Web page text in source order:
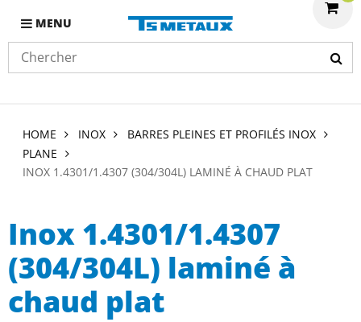
MENU
HOME INOX
BARRES PLEINES ET PROFILÉS INOX
PLANE
INOX 1.4301/1.4307 (304/304L) LAMINÉ À CHAUD PLAT
Inox 1.4301/1.4307
(304/304L) laminé à
chaud plat